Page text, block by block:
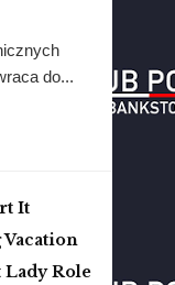
do...
It
Lady Role